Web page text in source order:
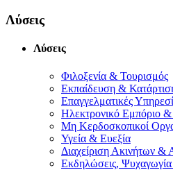
Λύσεις
Λύσεις
Φιλοξενία & Τουρισμός
Εκπαίδευση &
Επαγγελματικές
Ηλεκτρονικό Εμπόριο &
Μη Κερδοσκοπικοί
Υγεία & Ευεξία
Διαχείριση Ακινήτων &
Εκδηλώσεις,